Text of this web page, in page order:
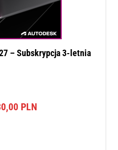
– Subskrypcja 3-letnia
PLN